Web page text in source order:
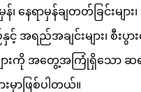
နေရာမှန်ချတတ်ခြင်းများ၊
င့် အရည်အချင်းများ၊ စီးပွာ
ျားကို အတွေ့အကြုံရှိသော ဆရ
းမှာဖြစ်ပါတယ်။